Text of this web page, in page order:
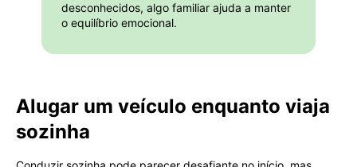
desconhecidos, algo familiar ajuda a manter
o equilíbrio emocional.
Alugar um veículo enquanto viaja
sozinha